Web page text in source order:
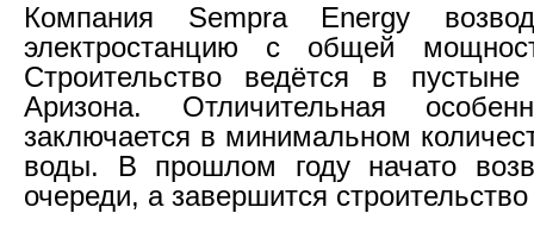
Компания Sempra Energy
электростанцию с общей
Строительство ведётся в
Аризона. Отличительная
заключается в минимальном
воды. В прошлом году начато
очереди, а завершится